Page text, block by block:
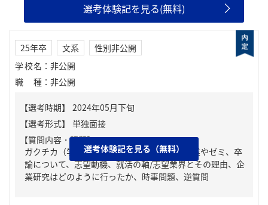
選考体験記を見る(無料)
25年卒 文系
性別非公開
学校名 ： 非公開
職種 ： 非公開
【質問内容・課題】
ガクチカ（学生時代に力を入れたこと）、授業やゼミ、卒
論について、志望動機、就活の軸/志望業界とその理由、企
業研究はどのように行ったか、時事問題、逆質問
選考体験記を見る（無料）